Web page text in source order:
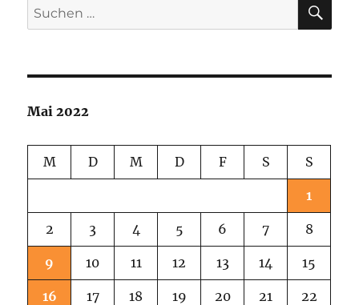
Suchen
nach:
Mai 2022
M D M D F S S
1
2 3 4 5 6 7 8
9 10 11 12 13 14 15
16 17 18 19 20 21 22